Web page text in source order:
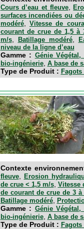
Cours d’eau et fleuve,
surfaces incendiées ou
modéré, Vitesse de
courant de crue de 1,5 à
m/s, Batillage modéré,
niveau de la ligne d’eau
Gamme : Génie
bio-ingénierie, A base de
Type de Produit :
Contexte
fleuve,
Erosion
de crue < 1,5 m/s, Vitesse
de courant de crue de 3 à
Batillage modéré,
Gamme : Génie
bio-ingénierie, A base de
Type de Produit :